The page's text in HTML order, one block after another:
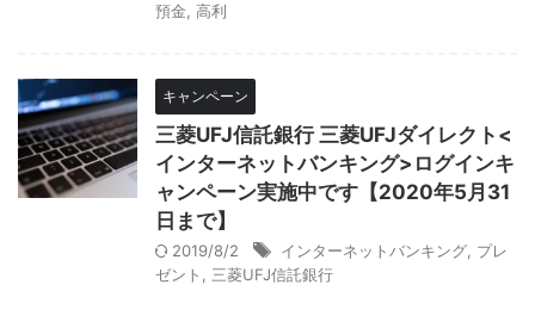
預金 高利
キャンペーン
三菱UFJ信託銀行 三菱UFJダイレクト<
インターネットバンキング>ログインキ
ャンペーン実施中です【2020年5月31
日まで】
2019/8/2 インターネットバンキング プレ
ゼント
三菱UFJ信託銀行